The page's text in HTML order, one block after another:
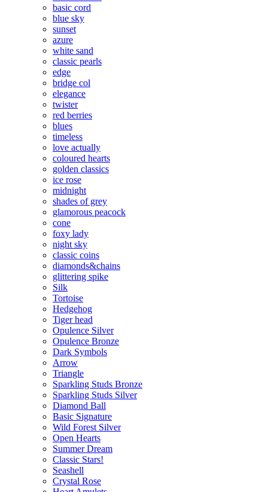
basic cord
blue sky
sunset
azure
white sand
classic pearls
edge
bridge col
elegance
twister
red berries
blues
timeless
love actually
coloured hearts
golden classics
ice rose
midnight
shades of grey
glamorous peacock
cone
foxy lady
night sky
classic coins
diamonds&chains
glittering spike
Silk
Tortoise
Hedgehog
Tiger head
Opulence Silver
Opulence Bronze
Dark Symbols
Arrow
Triangle
Sparkling Studs Bronze
Sparkling Studs Silver
Diamond Ball
Basic Signature
Wild Forest Silver
Open Hearts
Summer Dream
Classic Stars!
Seashell
Crystal Rose